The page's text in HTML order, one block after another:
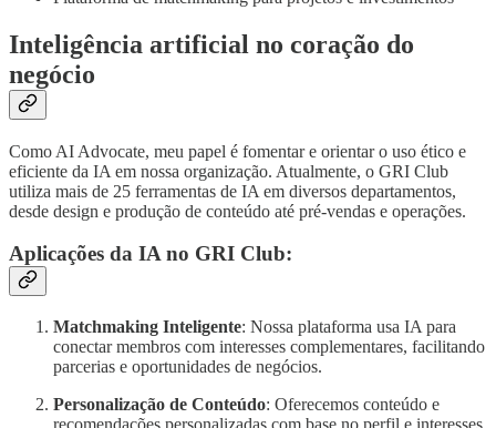
Inteligência artificial no coração do
negócio
Como AI Advocate, meu papel é fomentar e orientar o uso ético e
eficiente da IA em nossa organização. Atualmente, o GRI Club
utiliza mais de 25 ferramentas de IA em diversos departamentos,
desde design e produção de conteúdo até pré-vendas e operações.
Aplicações da IA no GRI Club:
Matchmaking Inteligente: Nossa plataforma usa IA para
conectar membros com interesses complementares, facilitando
parcerias e oportunidades de negócios.
Personalização de Conteúdo: Oferecemos conteúdo e